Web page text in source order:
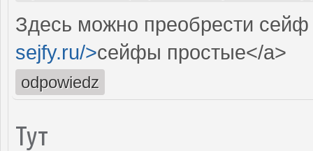
Здесь можно преобрести сейф
sejfy.ru/>сейфы простые</a>
odpowiedz
Тут